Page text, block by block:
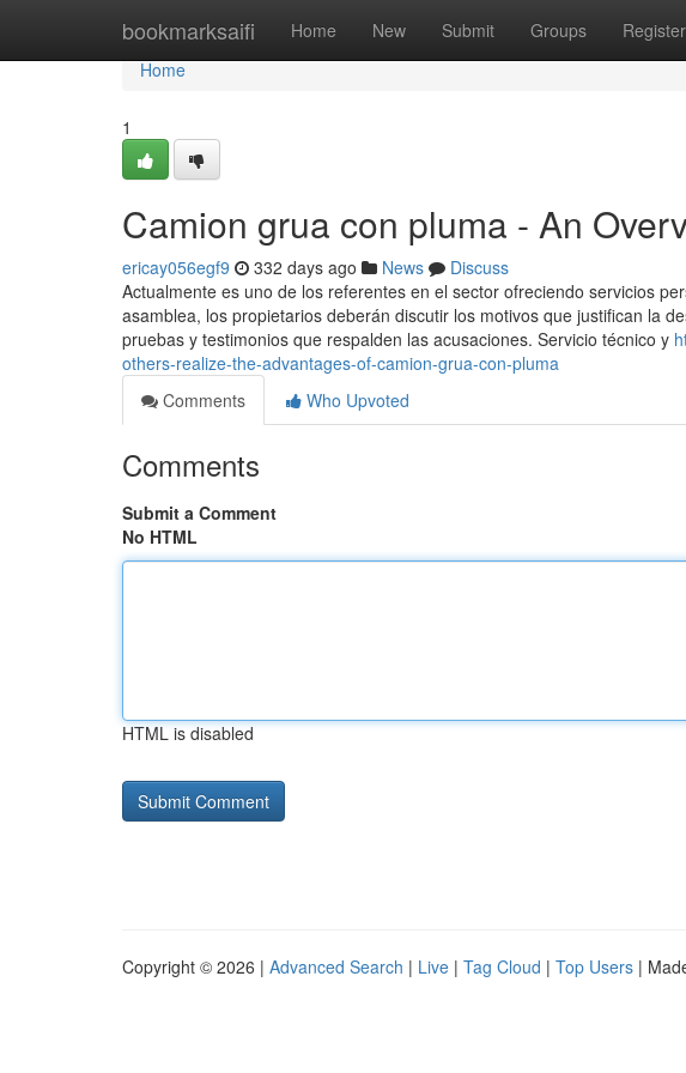
bookmarksaifi Home New Submit Groups Register
Home
Home
1
Camion grua con pluma - An
ericay056egf9 332 days ago News
Discuss
Actualmente es uno de los referentes en el sector ofreciendo servicios
asamblea, los propietarios deberán discutir los motivos que justifican la
pruebas y testimonios que respalden las acusaciones. Servicio técnico y
others-realize-the-advantages-of-camion-grua-con-pluma
Comments
Who Upvoted
Comments
Submit a Comment
No HTML
HTML is disabled
Copyright © 2026 | Advanced Search | Live | Tag Cloud | Top Users |